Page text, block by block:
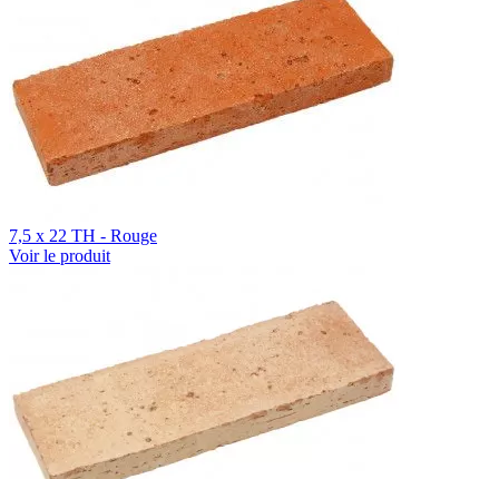
7,5 x 22 TH - Rouge
Voir le produit